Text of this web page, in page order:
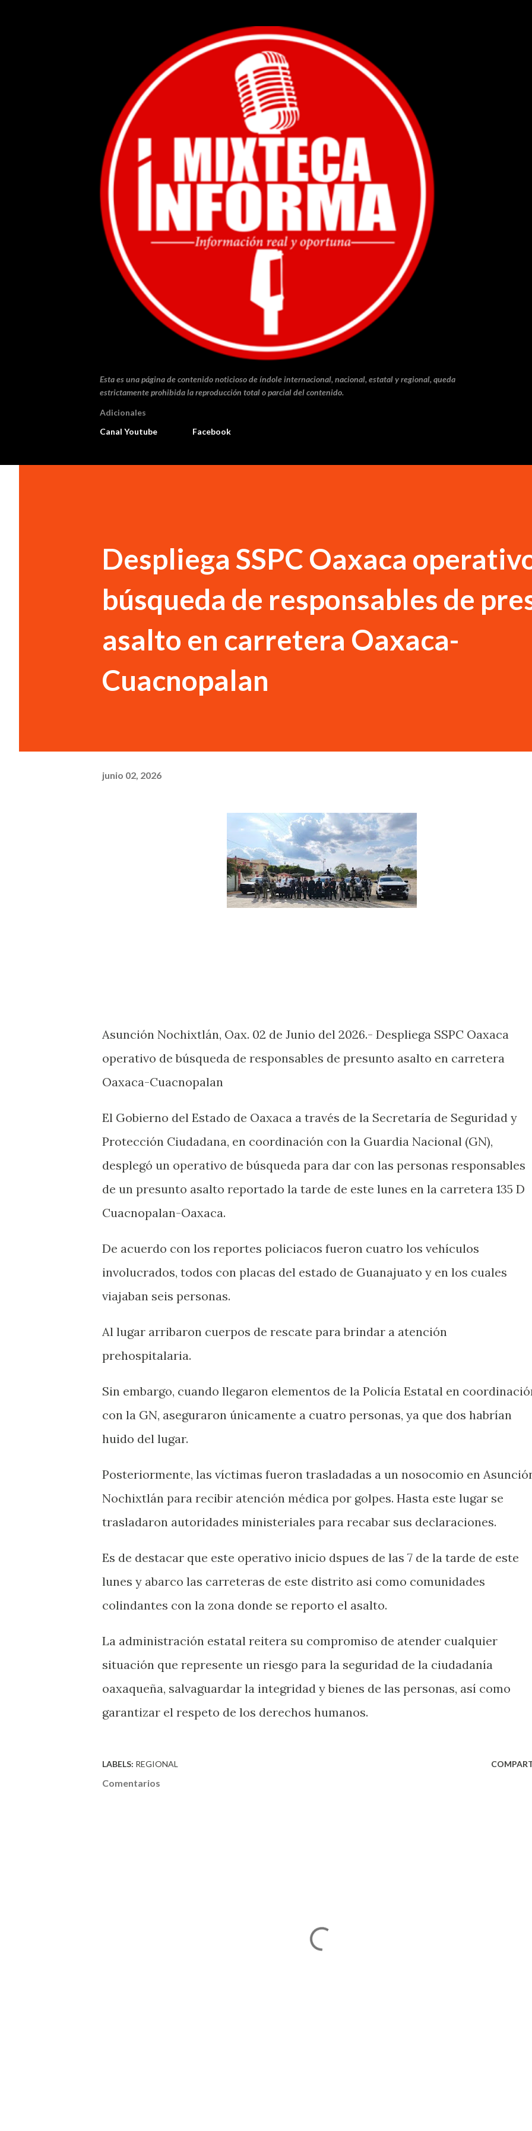
Esta es una página de contenido noticioso de índole internacional, nacional, estatal y regional, queda
estrictamente prohibida la reproducción total o parcial del contenido.
Adicionales
Canal Youtube
Facebook
Despliega SSPC Oaxaca
búsqueda de responsables de
asalto en carretera Oaxaca-
Cuacnopalan
junio 02, 2026
Asunción Nochixtlán, Oax. 02 de Junio del 2026.- Despliega SSPC Oaxaca
operativo de búsqueda de responsables de presunto asalto en carretera
Oaxaca-Cuacnopalan
El Gobierno del Estado de Oaxaca a través de la Secretaría de Seguridad y
Protección Ciudadana, en coordinación con la Guardia Nacional (GN),
desplegó un operativo de búsqueda para dar con las personas responsables
de un presunto asalto reportado la tarde de este lunes en la carretera 135 D
Cuacnopalan-Oaxaca.
De acuerdo con los reportes policiacos fueron cuatro los vehículos
involucrados, todos con placas del estado de Guanajuato y en los cuales
viajaban seis personas.
Al lugar arribaron cuerpos de rescate para brindar a atención
prehospitalaria.
Sin embargo, cuando llegaron elementos de la Policía Estatal en
con la GN, aseguraron únicamente a cuatro personas, ya que dos habrían
huido del lugar.
Posteriormente, las víctimas fueron trasladadas a un nosocomio en
Nochixtlán para recibir atención médica por golpes. Hasta este lugar se
trasladaron autoridades ministeriales para recabar sus declaraciones.
Es de destacar que este operativo inicio dspues de las 7 de la tarde de este
lunes y abarco las carreteras de este distrito asi como comunidades
colindantes con la zona donde se reporto el asalto.
La administración estatal reitera su compromiso de atender cualquier
situación que represente un riesgo para la seguridad de la ciudadanía
oaxaqueña, salvaguardar la integridad y bienes de las personas, así como
garantizar el respeto de los derechos humanos.
LABELS: REGIONAL
Comentarios